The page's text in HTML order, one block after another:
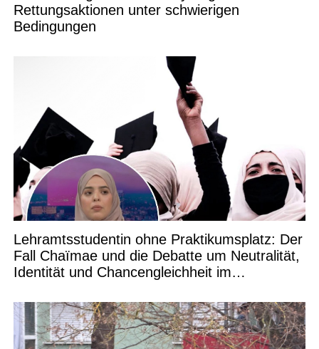
Rettungsaktionen unter schwierigen
Bedingungen
Lehramtsstudentin ohne Praktikumsplatz: Der
Fall Chaïmae und die Debatte um Neutralität,
Identität und Chancengleichheit im